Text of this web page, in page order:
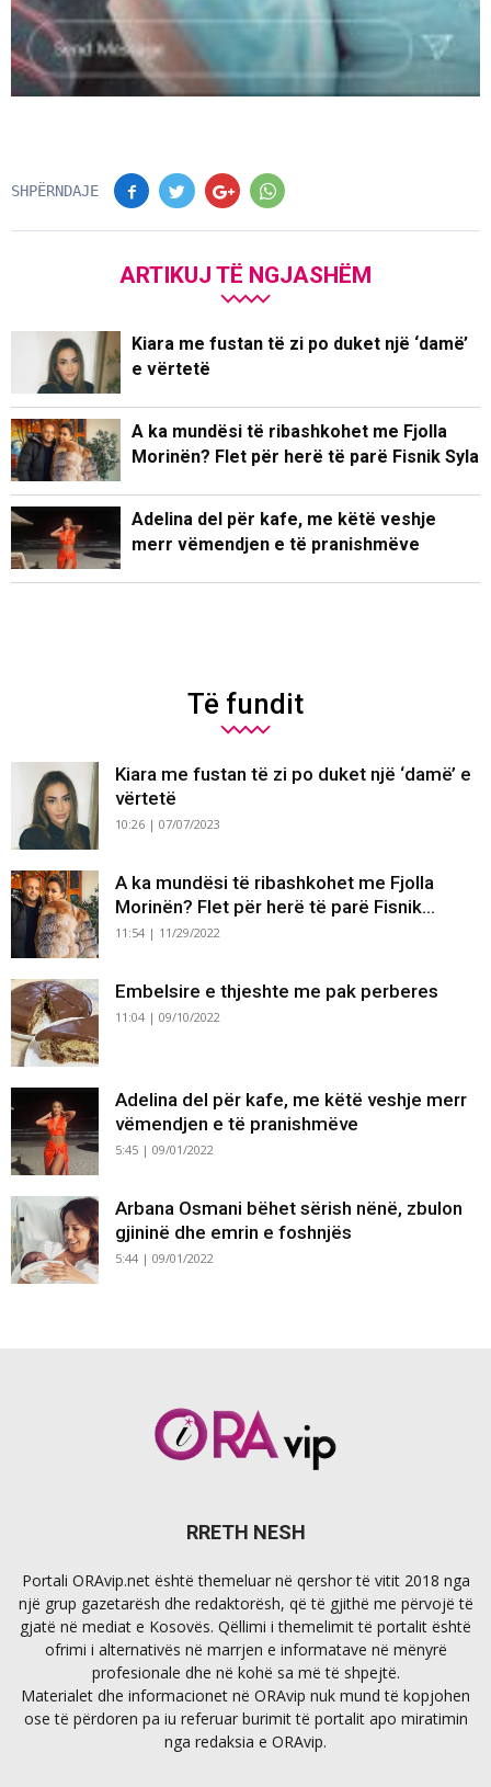
SHPËRNDAJE
ARTIKUJ TË NGJASHËM
Kiara me fustan të zi po duket një ‘damë’
e vërtetë
A ka mundësi të ribashkohet me Fjolla
Morinën? Flet për herë të parë Fisnik Syla
Adelina del për kafe, me këtë veshje
merr vëmendjen e të pranishmëve
Të fundit
Kiara me fustan të zi po duket një ‘damë’ e
vërtetë
10:26 | 07/07/2023
A ka mundësi të ribashkohet me Fjolla
Morinën? Flet për herë të parë Fisnik...
11:54 | 11/29/2022
Embelsire e thjeshte me pak perberes
11:04 | 09/10/2022
Adelina del për kafe, me këtë veshje merr
vëmendjen e të pranishmëve
5:45 | 09/01/2022
Arbana Osmani bëhet sërish nënë, zbulon
gjininë dhe emrin e foshnjës
5:44 | 09/01/2022
RRETH NESH
Portali ORAvip.net është themeluar në qershor të vitit 2018 nga
një grup gazetarësh dhe redaktorësh, që të gjithë me përvojë të
gjatë në mediat e Kosovës. Qëllimi i themelimit të portalit është
ofrimi i alternativës në marrjen e informatave në mënyrë
profesionale dhe në kohë sa më të shpejtë.
Materialet dhe informacionet në ORAvip nuk mund të kopjohen
ose të përdoren pa iu referuar burimit të portalit apo miratimin
nga redaksia e ORAvip.